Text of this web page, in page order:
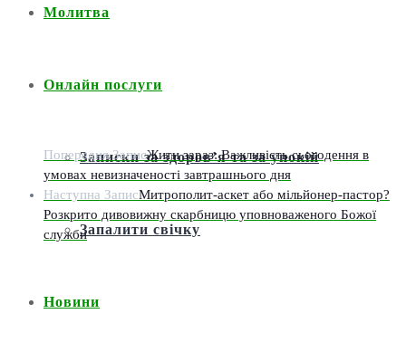
Молитва
Онлайн послуги
Записки за здоров’я та за упокій
Запалити свічку
Новини
Попередня ЗаписЖити зараз: Важливість сьогодення в
умовах невизначеності завтрашнього дня
Наступна ЗаписМитрополит-аскет або мільйонер-пастор?
Розкрито дивовижну скарбницю уповноваженого Божої
служби